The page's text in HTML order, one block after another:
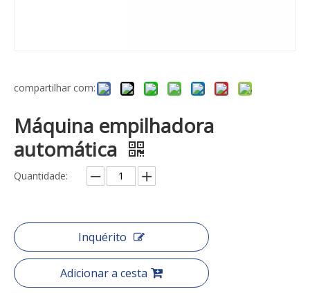
compartilhar com:
Máquina empilhadora
automática
Quantidade:
Inquérito
Adicionar a cesta